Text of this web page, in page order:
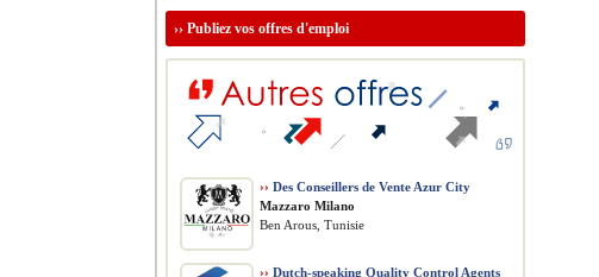
›› Publiez vos offres d'emploi
›› Des Conseillers de Vente Azur City
Mazzaro Milano
Ben Arous, Tunisie
›› Dutch-speaking Quality Control Agents